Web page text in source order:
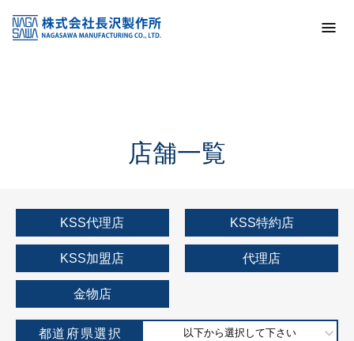
KSS加盟店・取扱店情報
店舗一覧
店舗一覧
KSS代理店 KSS特約店
KSS加盟店 代理店
金物店
都道府県選択 以下から選択して下さい